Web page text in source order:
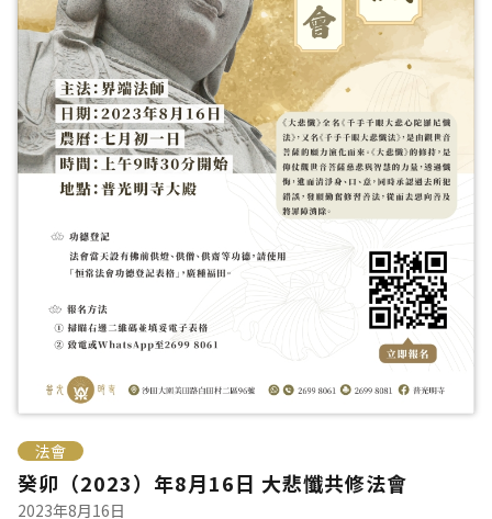
法會
癸卯（2023）年8月16日 大悲懺共修法會
2023年8月16日